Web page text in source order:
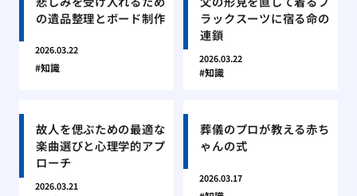
の遺品整理とボード制作
2026.03.22
知識
ラックスーツに宿る命の
連鎖
2026.03.22
知識
故人を偲ぶための最適な
楽曲選びと心理学的アプ
ローチ
2026.03.21
葬儀のプロが教える赤ち
ゃんの式
2026.03.17